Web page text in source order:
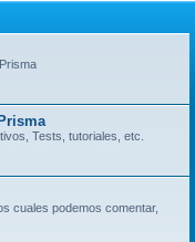
Tests, tutoriales, etc.
cuales podemos comentar,